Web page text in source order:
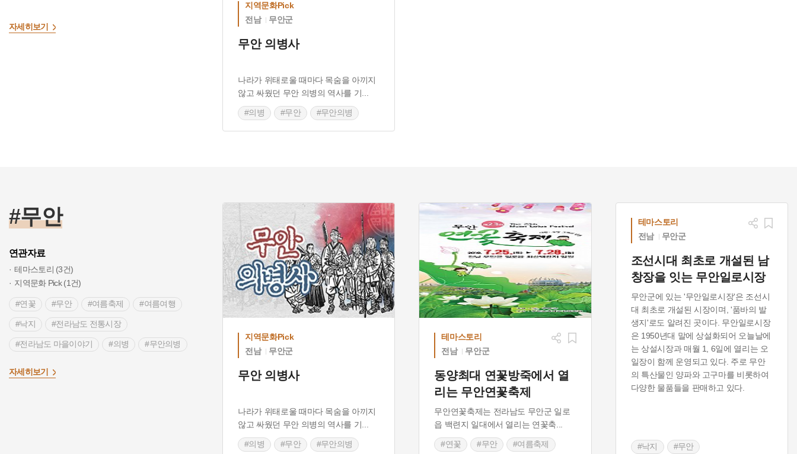
자세히보기
지역문화Pick
전남
무안군
무안 의병사
나라가 위태로울 때마다 목숨을 아끼지
않고 싸웠던 무안 의병의 역사를 기
#의병 #무안 #무안의병
#무안
연관자료
테마스토리 (3건)
지역문화 Pick (1건)
#연꽃 #무안 #여름축제 #여름여행
#낙지 #전라남도 전통시장
#전라남도 마을이야기 #의병 #무안의병
자세히보기
출처 :한국문화원연합회
지역문화Pick
전남
무안군
무안 의병사
나라가 위태로울 때마다 목숨을 아끼지
않고 싸웠던 무안 의병의 역사를 기
#의병 #무안 #무안의병
테마스토리
전남
무안군
동양최대 연꽃방죽에서 열
리는 무안연꽃축제
무안연꽃축제는 전라남도 무안군 일로
읍 백련지 일대에서 열리는 연꽃축
#연꽃 #무안 #여름축제
테마스토리
전남
무안군
조선시대 최초로 개설된 남
창장을 잇는 무안일로시장
무안군에 있는 '무안일로시장'은 조선시
대 최초로 개설된 시장이며, '품바의 발
생지'로도 알려진 곳이다. 무안일로시장
은 1950년대 말에 상설화되어 오늘날에
는 상설시장과 매월 1, 6일에 열리는 오
일장이 함께 운영되고 있다. 주로 무안
의 특산물인 양파와 고구마를 비롯하여
다양한 물품들을 판매하고 있다.
#낙지 #무안